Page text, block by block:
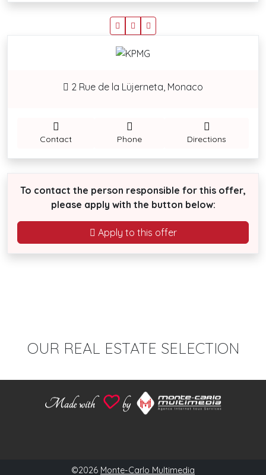
2 Rue de la Lüjerneta, Monaco
Contact Phone Directions
To contact the person responsible for this offer,
please apply with the button below:
Apply to this offer
OUR REAL ESTATE SELECTION
©2026 Monte-Carlo Multimedia